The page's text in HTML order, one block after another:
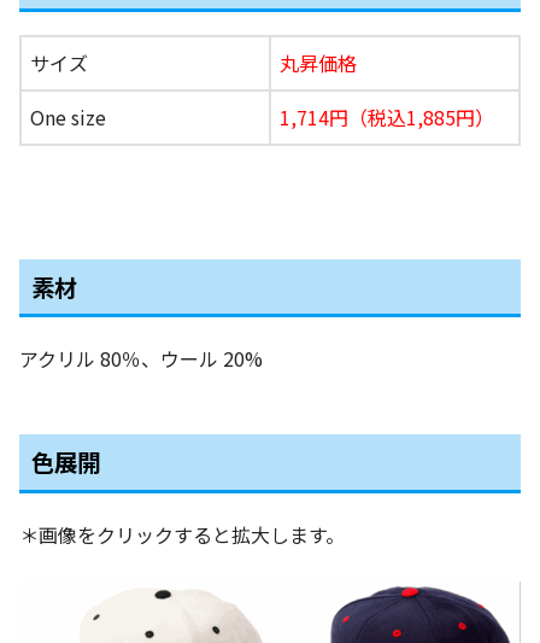
サイズ
丸昇価格
One size
1,714円（税込1,885円）
素材
アクリル 80％、ウール 20%
色展開
＊画像をクリックすると拡大します。